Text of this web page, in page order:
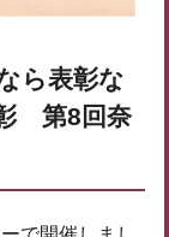
ら表彰な
第8回奈